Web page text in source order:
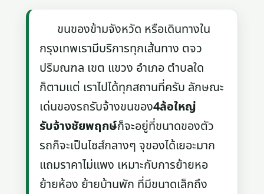
ขนของข้ามจังหวัด หรือเดินทางใน
กรุงเทพเรามีบริการทุกเส้นทาง ตจว
ปริมณฑล เขต แขวง อำเภอ ตำบลใด
ก็ตามแต่ เราไปได้ทุกสถานที่ครับ ลักษณะ
เด่นของรถรับจ้างขนของ4ล้อใหญ่
รับจ้างชัยพฤกษ์ก็จะอยู่ที่ขนาดของตัว
รถก็จะเป็นไซส์กลางๆ จุของได้เยอะมาก
แถมราคาไม่แพง เหมาะกับการย้ายหอ
ย้ายห้อง ย้ายบ้านพัก ที่มีขนาดเล็กถึง